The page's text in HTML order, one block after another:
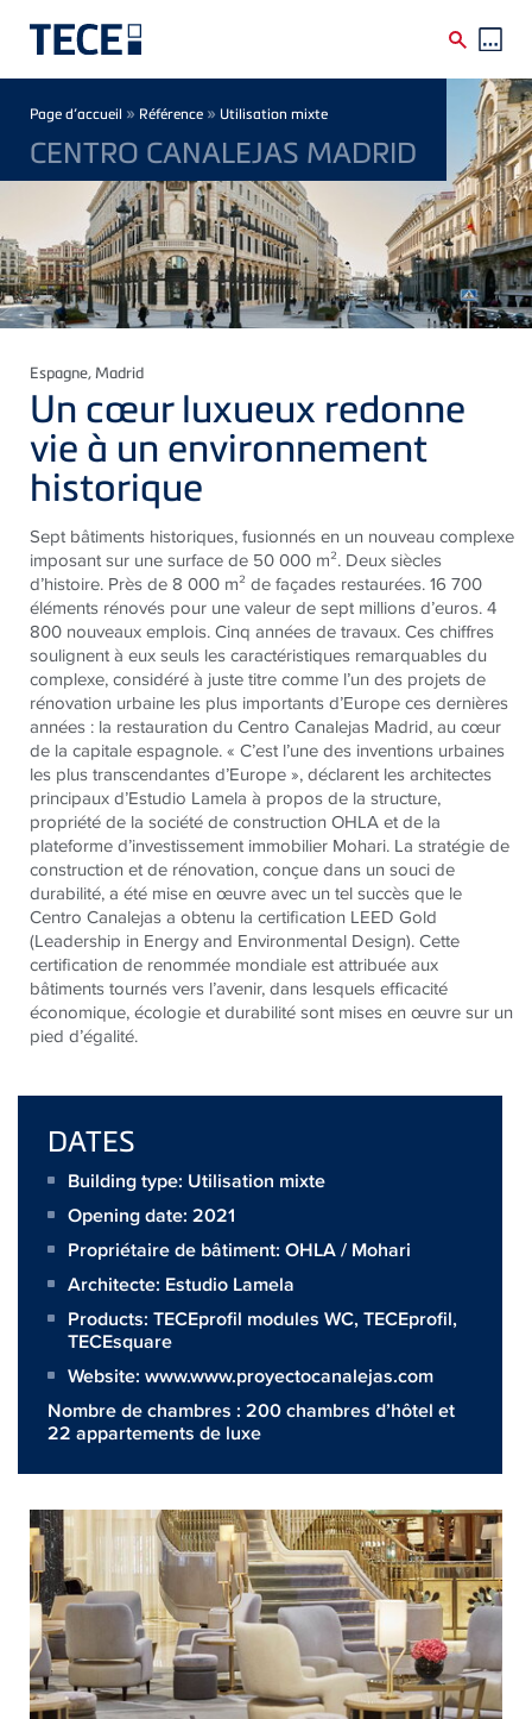
Breadcrumb
Page d’accueil » Référence » Utilisation mixte
CENTRO CANALEJAS MADRID
Espagne, Madrid
Un cœur luxueux redonne
vie à un environnement
historique
Sept bâtiments historiques, fusionnés en un nouveau complexe
imposant sur une surface de 50 000 m². Deux siècles
d’histoire. Près de 8 000 m² de façades restaurées. 16 700
éléments rénovés pour une valeur de sept millions d’euros. 4
800 nouveaux emplois. Cinq années de travaux. Ces chiffres
soulignent à eux seuls les caractéristiques remarquables du
complexe, considéré à juste titre comme l’un des projets de
rénovation urbaine les plus importants d’Europe ces dernières
années : la restauration du Centro Canalejas Madrid, au cœur
de la capitale espagnole. « C’est l’une des inventions urbaines
les plus transcendantes d’Europe », déclarent les architectes
principaux d’Estudio Lamela à propos de la structure,
propriété de la société de construction OHLA et de la
plateforme d’investissement immobilier Mohari. La stratégie de
construction et de rénovation, conçue dans un souci de
durabilité, a été mise en œuvre avec un tel succès que le
Centro Canalejas a obtenu la certification LEED Gold
(Leadership in Energy and Environmental Design). Cette
certification de renommée mondiale est attribuée aux
bâtiments tournés vers l’avenir, dans lesquels efficacité
économique, écologie et durabilité sont mises en œuvre sur un
pied d’égalité.
DATES
Building type: Utilisation mixte
Opening date: 2021
Propriétaire de bâtiment: OHLA / Mohari
Architecte: Estudio Lamela
Products: TECEprofil modules WC,TECEprofil,
TECEsquare
Website: www.www.proyectocanalejas.com
Nombre de chambres : 200 chambres d’hôtel et
22 appartements de luxe